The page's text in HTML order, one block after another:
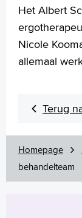
English
Polski
Türkçe
Arabisch
Het Albert
Nicole
allemaal
Terug
Homepage
behandelteam